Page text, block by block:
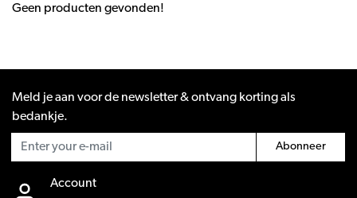
Geen producten gevonden!
Meld je aan voor de newsletter & ontvang korting als
bedankje.
Abonneer
Account